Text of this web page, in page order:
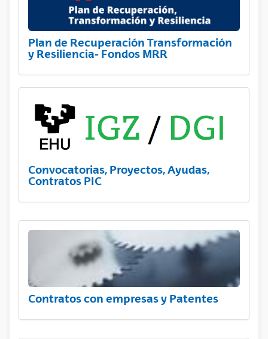
Plan de Recuperación Transformación
y Resiliencia- Fondos MRR
Convocatorias, Proyectos, Ayudas,
Contratos PIC
Contratos con empresas y Patentes